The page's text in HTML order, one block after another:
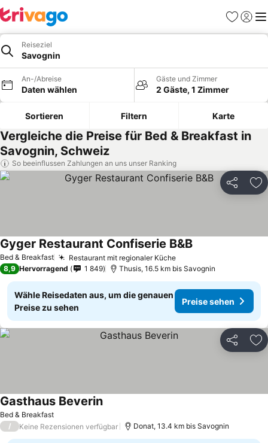
Favoriten
Reiseziel
Savognin
An-/Abreise
Daten wählen
Gäste und Zimmer
2 Gäste, 1 Zimmer
Sortieren Filtern Karte
Vergleiche die Preise für Bed & Breakfast in
Savognin, Schweiz
So beeinflussen Zahlungen an uns unser Ranking
Teilen
Bed & Breakfast Restaurant mit regionaler Küche
Gyger Restaurant Confiserie B&B
8,9 Hervorragend 1 849 Thusis, 16.5 km bis Savognin
Wähle Reisedaten aus, um die genauen
Preise zu sehen
Preise sehen
Teilen
Bed & Breakfast
Gasthaus Beverin
/ Keine Rezensionen verfügbar Donat, 13.4 km bis Savognin